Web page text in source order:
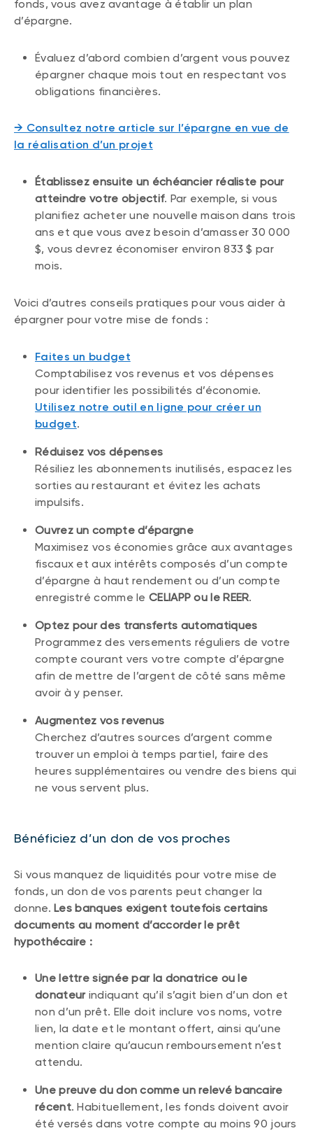
fonds, vous avez avantage à établir un plan
d’épargne.
Évaluez d’abord combien d’argent vous pouvez
épargner chaque mois tout en respectant vos
obligations financières.
→ Consultez notre article sur l’épargne en vue de
la réalisation d’un projet
Établissez ensuite un échéancier réaliste pour
atteindre votre objectif. Par exemple, si vous
planifiez acheter une nouvelle maison dans trois
ans et que vous avez besoin d’amasser 30 000
$, vous devrez économiser environ 833 $ par
mois.
Voici d’autres conseils pratiques pour vous aider à
épargner pour votre mise de fonds :
Faites un budget
Comptabilisez vos revenus et vos dépenses
pour identifier les possibilités d’économie.
Utilisez notre outil en ligne pour créer un
budget.
Réduisez vos dépenses
Résiliez les abonnements inutilisés, espacez les
sorties au restaurant et évitez les achats
impulsifs.
Ouvrez un compte d’épargne
Maximisez vos économies grâce aux avantages
fiscaux et aux intérêts composés d’un compte
d’épargne à haut rendement ou d’un compte
enregistré comme leCELIAPP ou le REER.
Optez pour des transferts automatiques
Programmez des versements réguliers de votre
compte courant vers votre compte d’épargne
afin de mettre de l’argent de côté sans même
avoir à y penser.
Augmentez vos revenus
Cherchez d’autres sources d’argent comme
trouver un emploi à temps partiel, faire des
heures supplémentaires ou vendre des biens qui
ne vous servent plus.
Bénéficiez d’un don de vos proches
Si vous manquez de liquidités pour votre mise de
fonds, un don de vos parents peut changer la
donne.Les banques exigent toutefois certains
documents au moment d’accorder le prêt
hypothécaire :
Une lettre signée par la donatrice ou le
donateurindiquant qu’il s’agit bien d’un don et
non d’un prêt. Elle doit inclure vos noms, votre
lien, la date et le montant offert, ainsi qu’une
mention claire qu’aucun remboursement n’est
attendu.
Une preuve du don comme un relevé bancaire
récent. Habituellement, les fonds doivent avoir
été versés dans votre compte au moins 90 jours